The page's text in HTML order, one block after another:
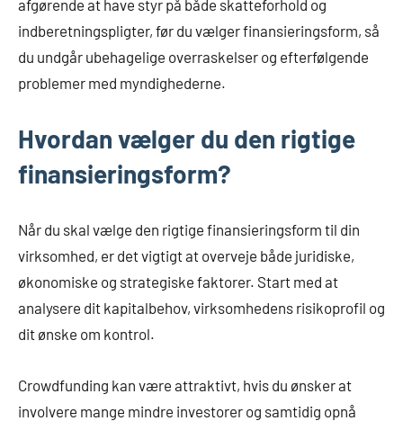
afgørende at have styr på både skatteforhold og
indberetningspligter, før du vælger finansieringsform, så
du undgår ubehagelige overraskelser og efterfølgende
problemer med myndighederne.
Hvordan vælger du den rigtige
finansieringsform?
Når du skal vælge den rigtige finansieringsform til din
virksomhed, er det vigtigt at overveje både juridiske,
økonomiske og strategiske faktorer. Start med at
analysere dit kapitalbehov, virksomhedens risikoprofil og
dit ønske om kontrol.
Crowdfunding kan være attraktivt, hvis du ønsker at
involvere mange mindre investorer og samtidig opnå